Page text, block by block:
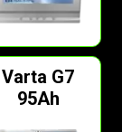
Varta G7
95Ah